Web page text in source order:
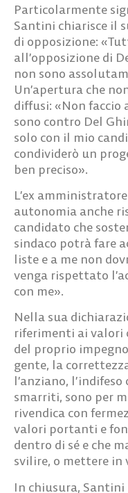
Particolarmente
Santini chiarisce il
di opposizione:
all’opposizione di
non sono
Un’apertura che
diffusi: «Non faccio
sono contro Del
solo con il mio
condividerò un
ben preciso».
L’ex
autonomia anche
candidato che
sindaco potrà fare
liste e a me non
venga rispettato
con me».
Nella sua
riferimenti ai valori
del proprio
gente, la
l’anziano,
smarriti, sono per
rivendica con
valori portanti e
dentro di sé e che
svilire, o mettere in
In chiusura,